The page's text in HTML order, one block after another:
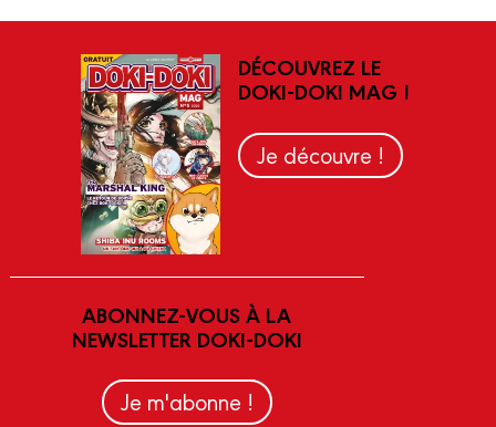
DÉCOUVREZ LE
DOKI-DOKI MAG !
Je découvre !
ABONNEZ-VOUS À LA
NEWSLETTER DOKI-DOKI
Je m'abonne !